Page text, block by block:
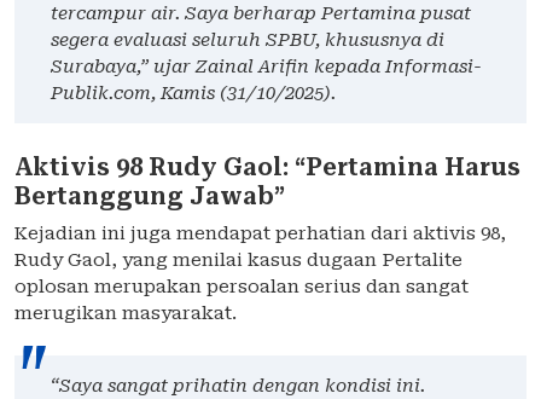
tercampur air. Saya berharap Pertamina pusat
segera evaluasi seluruh SPBU, khususnya di
Surabaya,” ujar Zainal Arifin kepada Informasi-
Publik.com, Kamis (31/10/2025).
Aktivis 98 Rudy Gaol: “Pertamina Harus
Bertanggung Jawab”
Kejadian ini juga mendapat perhatian dari aktivis 98,
Rudy Gaol, yang menilai kasus dugaan Pertalite
oplosan merupakan persoalan serius dan sangat
merugikan masyarakat.
“Saya sangat prihatin dengan kondisi ini.